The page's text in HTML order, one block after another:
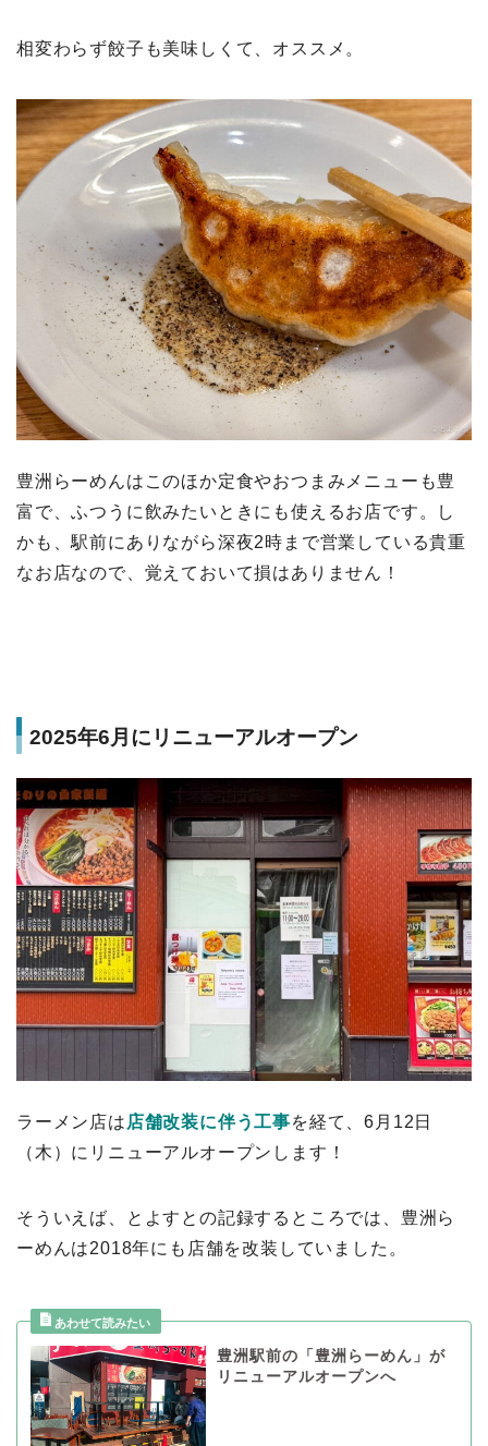
相変わらず餃子も美味しくて、オススメ。
豊洲らーめんはこのほか定食やおつまみメニューも豊
富で、ふつうに飲みたいときにも使えるお店です。し
かも、駅前にありながら深夜2時まで営業している貴重
なお店なので、覚えておいて損はありません！
2025年6月にリニューアルオープン
ラーメン店は 店舗改装に伴う工事を経て、6月12日
（木）にリニューアルオープンします！
そういえば、とよすとの記録するところでは、豊洲ら
ーめんは2018年にも店舗を改装していました。
豊洲駅前の「豊洲らーめん」が
リニューアルオープンへ